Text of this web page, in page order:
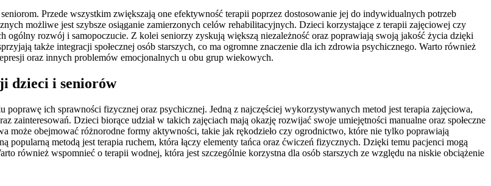
Przede wszystkim zwiększają one efektywność terapii poprzez dostosowanie jej do indywidualnych potrzeb
możliwe jest szybsze osiąganie zamierzonych celów rehabilitacyjnych. Dzieci korzystające z terapii zajęciowej czy
ogólny rozwój i samopoczucie. Z kolei seniorzy zyskują większą niezależność oraz poprawiają swoją jakość życia dzięki
także integracji społecznej osób starszych, co ma ogromne znaczenie dla ich zdrowia psychicznego. Warto również
oraz innych problemów emocjonalnych u obu grup wiekowych.
dzieci i seniorów
ich sprawności fizycznej oraz psychicznej. Jedną z najczęściej wykorzystywanych metod jest terapia zajęciowa,
zainteresowań. Dzieci biorące udział w takich zajęciach mają okazję rozwijać swoje umiejętności manualne oraz społeczne
może obejmować różnorodne formy aktywności, takie jak rękodzieło czy ogrodnictwo, które nie tylko poprawiają
metodą jest terapia ruchem, która łączy elementy tańca oraz ćwiczeń fizycznych. Dzięki temu pacjenci mogą
również wspomnieć o terapii wodnej, która jest szczególnie korzystna dla osób starszych ze względu na niskie obciążenie